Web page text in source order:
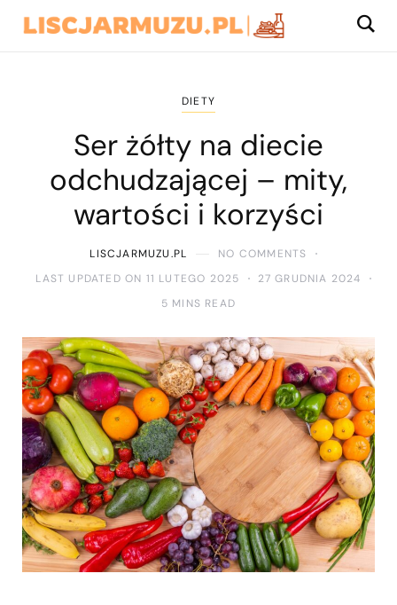
DIETY
Ser żółty na diecie
odchudzającej – mity,
wartości i korzyści
LISCJARMUZU.PL
NO COMMENTS
LAST UPDATED ON 11 LUTEGO 2025
27 GRUDNIA 2024
5 MINS READ